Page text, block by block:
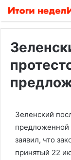
Зеленский
заявил, что
принятый 22